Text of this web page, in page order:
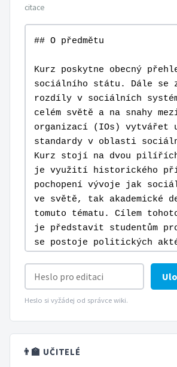
citace
Heslo si vyžádej od správce wiki.
👨‍🏫 UČITELÉ